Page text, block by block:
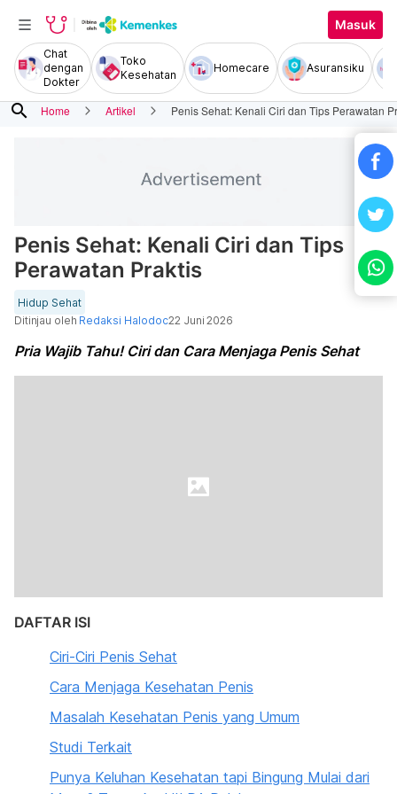
Masuk
Chat
dengan
Dokter
Toko
Kesehatan
Homecare Asuransiku
search Home Artikel Penis Sehat: Kenali Ciri dan Tips Perawatan
Penis Sehat: Kenali Ciri dan Tips
Perawatan Praktis
Hidup Sehat
Ditinjau oleh Redaksi Halodoc22 Juni 2026
Pria Wajib Tahu! Ciri dan Cara Menjaga Penis Sehat
DAFTAR ISI
Ciri-Ciri Penis Sehat
Cara Menjaga Kesehatan Penis
Masalah Kesehatan Penis yang Umum
Studi Terkait
Punya Keluhan Kesehatan tapi Bingung Mulai dari